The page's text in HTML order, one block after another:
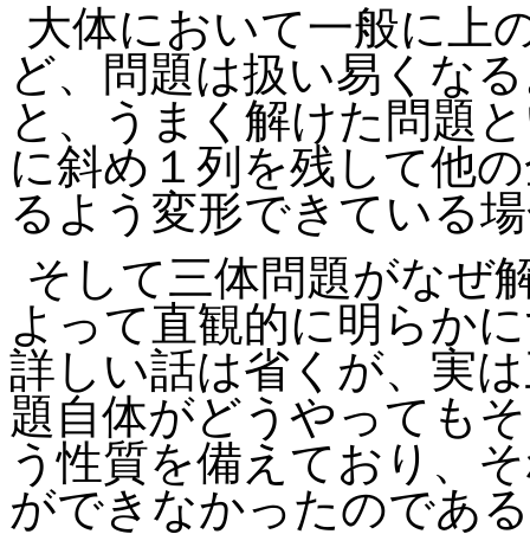
大体において一般に上
ど、問題は扱い易くな
と、うまく解けた問題
に斜め１列を残して他
るよう変形できている
そして三体問題がなぜ
よって直観的に明らか
詳しい話は省くが、実
題自体がどうやっても
う性質を備えており、
ができなかったのであ